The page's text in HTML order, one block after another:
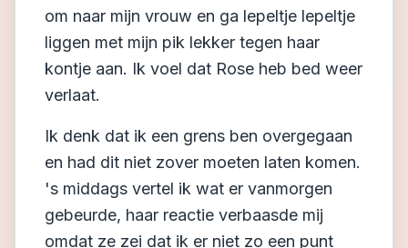
om naar mijn vrouw en ga lepeltje lepeltje
liggen met mijn pik lekker tegen haar
kontje aan. Ik voel dat Rose heb bed weer
verlaat.
Ik denk dat ik een grens ben overgegaan
en had dit niet zover moeten laten komen.
's middags vertel ik wat er vanmorgen
gebeurde, haar reactie verbaasde mij
omdat ze zei dat ik er niet zo een punt